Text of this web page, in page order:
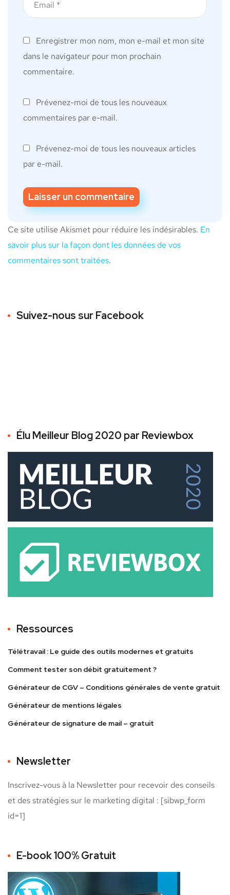
Enregistrer mon nom, mon e-mail et mon site
dans le navigateur pour mon prochain
commentaire.
Prévenez-moi de tous les nouveaux
commentaires par e-mail.
Prévenez-moi de tous les nouveaux articles
par e-mail.
Ce site utilise Akismet pour réduire les indésirables. En
savoir plus sur la façon dont les données de vos
commentaires sont traitées.
Suivez-nous sur Facebook
Élu Meilleur Blog 2020 par Reviewbox
Ressources
Télétravail : Le guide des outils modernes et gratuits
Comment tester son débit gratuitement ?
Générateur de CGV – Conditions générales de vente gratuit
Générateur de mentions légales
Générateur de signature de mail – gratuit
Newsletter
Inscrivez-vous à la Newsletter pour recevoir des conseils
et des stratégies sur le marketing digital : [sibwp_form
id=1]
E-book 100% Gratuit